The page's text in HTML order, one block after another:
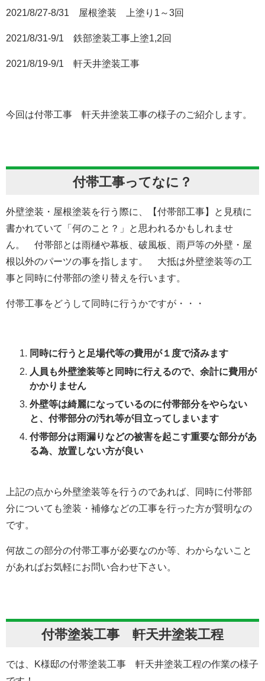
2021/8/27-8/31 屋根塗装 上塗り1～3回
2021/8/31-9/1 鉄部塗装工事上塗1,2回
2021/8/19-9/1 軒天井塗装工事
今回は付帯工事 軒天井塗装工事の様子のご紹介します。
付帯工事ってなに？
外壁塗装・屋根塗装を行う際に、【付帯部工事】と見積に
書かれていて「何のこと？」と思われるかもしれませ
ん。 付帯部とは雨樋や幕板、破風板、雨戸等の外壁・屋
根以外のパーツの事を指します。 大抵は外壁塗装等の工
事と同時に付帯部の塗り替えを行います。
付帯工事をどうして同時に行うかですが・・・
同時に行うと足場代等の費用が１度で済みます
人員も外壁塗装等と同時に行えるので、余計に費用が
かかりません
外壁等は綺麗になっているのに付帯部分をやらない
と、付帯部分の汚れ等が目立ってしまいます
付帯部分は雨漏りなどの被害を起こす重要な部分があ
る為、放置しない方が良い
上記の点から外壁塗装等を行うのであれば、同時に付帯部
分についても塗装・補修などの工事を行った方が賢明なの
です。
何故この部分の付帯工事が必要なのか等、わからないこと
があればお気軽にお問い合わせ下さい。
付帯塗装工事 軒天井塗装工程
では、K様邸の付帯塗装工事 軒天井塗装工程の作業の様子